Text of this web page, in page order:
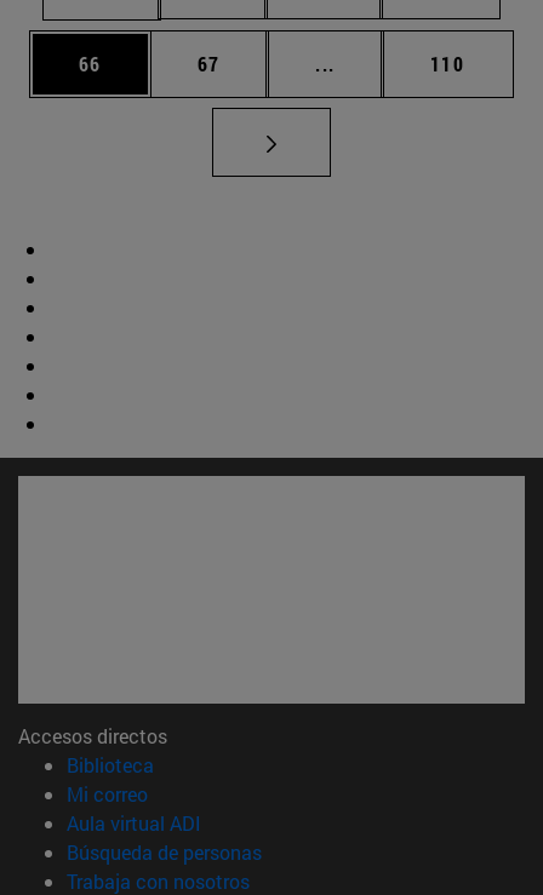
Página
66 Página
67 ... Páginas intermedias
Página
110
Accesos directos
Biblioteca
Mi correo(abre en nueva ventana)
Aula virtual ADI
Búsqueda de personas(abre en nueva ventana)
Trabaja con nosotros(abre en nueva ventana)